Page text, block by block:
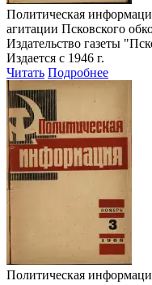
Политическая
агитации Псковского
Издательство газеты
Издается с 1946 г.
Читать Подробнее
Политическая